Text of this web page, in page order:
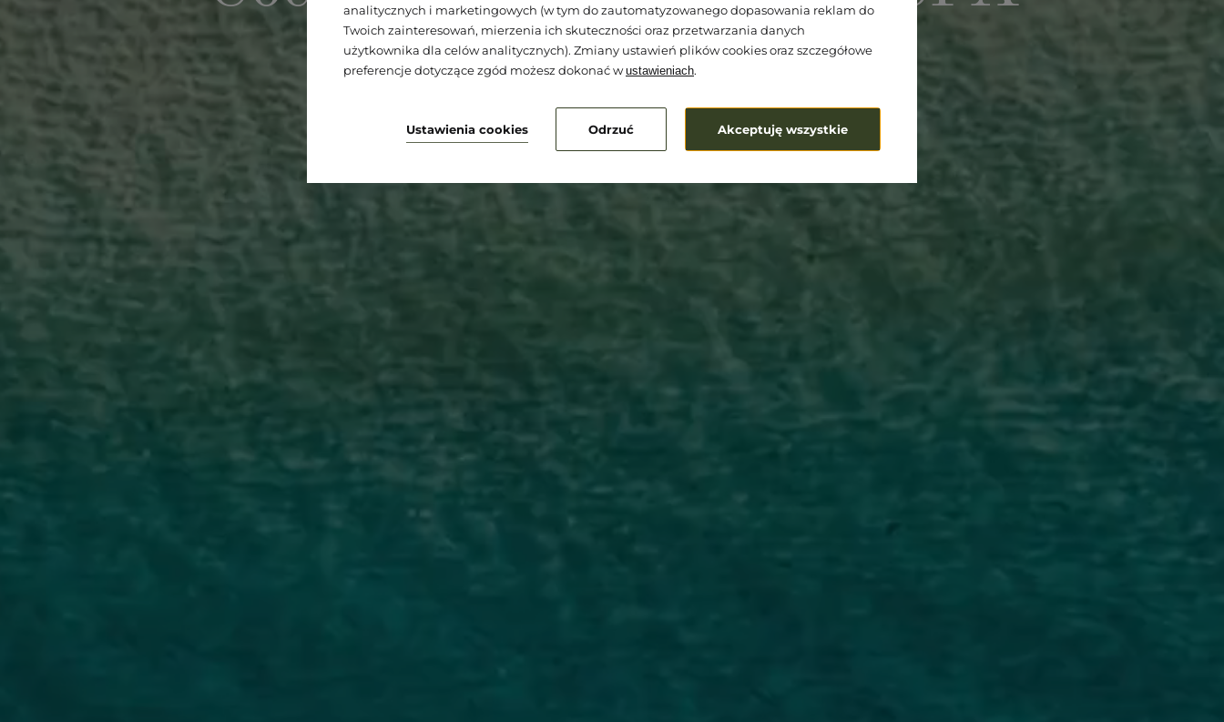
analitycznych i marketingowych (w tym do zautomatyzowanego dopasowania reklam do
Twoich zainteresowań, mierzenia ich skuteczności oraz przetwarzania danych
użytkownika dla celów analitycznych). Zmiany ustawień plików cookies oraz szczegółowe
preferencje dotyczące zgód możesz dokonać wustawieniach.
Ustawienia cookies Odrzuć Akceptuję wszystkie